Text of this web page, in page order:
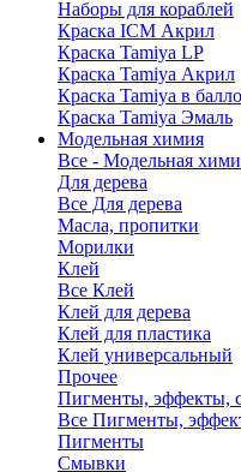
Наборы для кораблей
Краска ICM Акрил
Краска Tamiya LP
Краска Tamiya Акрил
Краска Tamiya в
Краска Tamiya Эмаль
Модельная химия
Все - Модельная
Для дерева
Все Для дерева
Масла, пропитки
Морилки
Клей
Все Клей
Клей для дерева
Клей для пластика
Клей универсальный
Прочее
Пигменты, эффекты,
Все Пигменты,
Пигменты
Смывки